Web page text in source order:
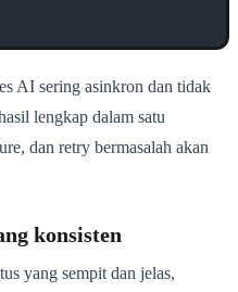
AI sering asinkron dan tidak
lengkap dalam satu
dan retry bermasalah akan
konsisten
yang sempit dan jelas,